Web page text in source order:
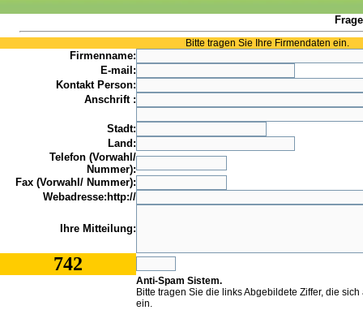
Bitte tragen Sie Ihre Firmendaten ein.
Firmenname:
E-mail:
Kontakt Person:
Anschrift :
Stadt:
Land:
Telefon (Vorwahl/
Nummer):
Fax (Vorwahl/ Nummer):
Webadresse:http://
Ihre Mitteilung:
742
Anti-Spam Sistem.
Bitte tragen Sie die links Abgebildete Ziffer, die
ein.